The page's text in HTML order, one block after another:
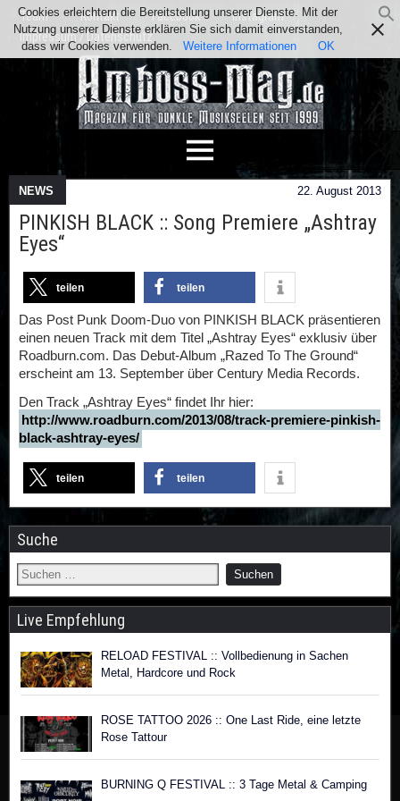
Team Kontakt Facebook
Instagram
Impressum / Datenschutz
NEWS 22. August 2013
PINKISH BLACK :: Song Premiere „Ashtray
Eyes“
teilen teilen
Das Post Punk Doom-Duo von PINKISH BLACK präsentieren
einen neuen Track mit dem Titel „Ashtray Eyes“ exklusiv über
Roadburn.com. Das Debut-Album „Razed To The Ground“
erscheint am 13. September über Century Media Records.
Den Track „Ashtray Eyes“ findet Ihr hier:
http://www.roadburn.com/2013/08/track-premiere-pinkish-
black-ashtray-eyes/
teilen teilen
Suche
Live Empfehlung
RELOAD FESTIVAL :: Vollbedienung in Sachen
Metal, Hardcore und Rock
ROSE TATTOO 2026 :: One Last Ride, eine letzte
Rose Tattour
BURNING Q FESTIVAL :: 3 Tage Metal & Camping
Cookies erleichtern die Bereitstellung unserer Dienste. Mit der
Nutzung unserer Dienste erklären Sie sich damit einverstanden,
dass wir Cookies verwenden.
Weitere Informationen OK